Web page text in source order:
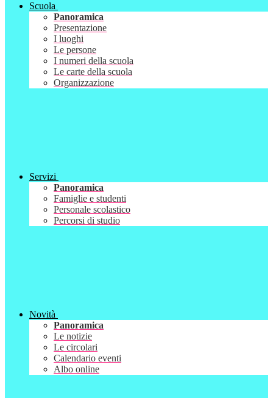
Scuola
Panoramica
Presentazione
I luoghi
Le persone
I numeri della scuola
Le carte della scuola
Organizzazione
Servizi
Panoramica
Famiglie e studenti
Personale scolastico
Percorsi di studio
Novità
Panoramica
Le notizie
Le circolari
Calendario eventi
Albo online